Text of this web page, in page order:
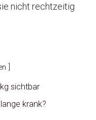
nicht rechtzeitig
sichtbar
krank?